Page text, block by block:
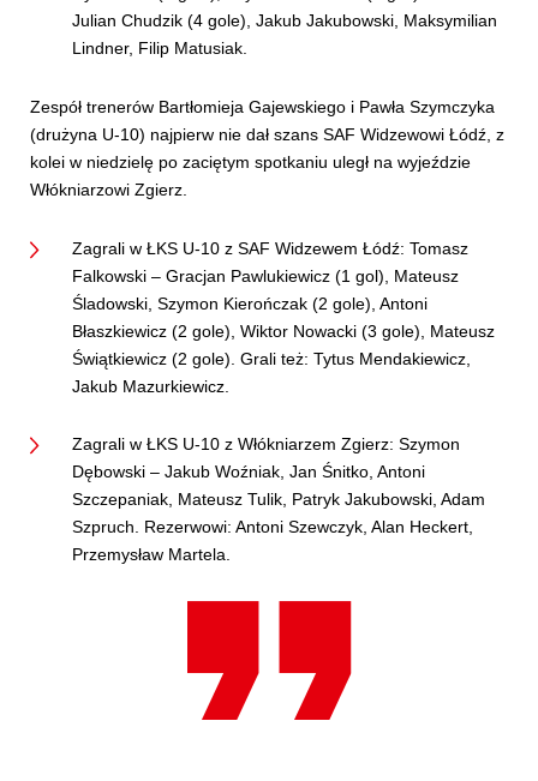
Julian Chudzik (4 gole), Jakub Jakubowski, Maksymilian
Lindner, Filip Matusiak.
Zespół trenerów Bartłomieja Gajewskiego i Pawła Szymczyka
(drużyna U-10) najpierw nie dał szans SAF Widzewowi Łódź, z
kolei w niedzielę po zaciętym spotkaniu uległ na wyjeździe
Włókniarzowi Zgierz.
Zagrali w ŁKS U-10 z SAF Widzewem Łódź: Tomasz
Falkowski – Gracjan Pawlukiewicz (1 gol), Mateusz
Śladowski, Szymon Kierończak (2 gole), Antoni
Błaszkiewicz (2 gole), Wiktor Nowacki (3 gole), Mateusz
Świątkiewicz (2 gole). Grali też: Tytus Mendakiewicz,
Jakub Mazurkiewicz.
Zagrali w ŁKS U-10 z Włókniarzem Zgierz: Szymon
Dębowski – Jakub Woźniak, Jan Śnitko, Antoni
Szczepaniak, Mateusz Tulik, Patryk Jakubowski, Adam
Szpruch. Rezerwowi: Antoni Szewczyk, Alan Heckert,
Przemysław Martela.